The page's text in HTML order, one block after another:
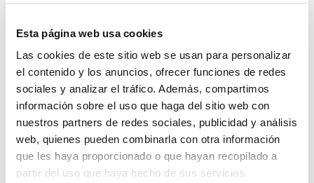
Esta página web usa cookies
Las cookies de este sitio web se usan para personalizar
el contenido y los anuncios, ofrecer funciones de redes
sociales y analizar el tráfico. Además, compartimos
información sobre el uso que haga del sitio web con
nuestros partners de redes sociales, publicidad y análisis
web, quienes pueden combinarla con otra información
que les haya proporcionado o que hayan recopilado a
partir del uso que haya hecho de sus servicios.
Rasgos que nos llevan a la opción por unos
VALORES, unas ACTITUDES y una PROYECCIÓN
Rasgos y valores
PAZ Y BIEN:
Justicia.
Libertad